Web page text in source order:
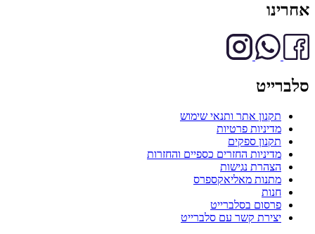
אחרינו
סלברייט
תקנון אתר ותנאי שימוש
מדיניות פרטיות
תקנון ספקים
מדיניות החזרים כספיים והחזרות
הצהרת נגישות
מתנות מאליאקספרס
חנות
פרסום בסלברייט
יצירת קשר עם סלברייט